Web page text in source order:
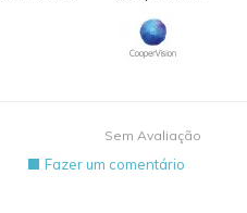
Sem Avaliação
Fazer um comentário